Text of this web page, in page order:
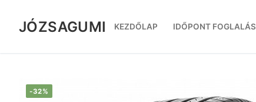
tartalomra
JÓZSAGUMI KEZDŐLAP IDŐPONT FOGLALÁS
-32%